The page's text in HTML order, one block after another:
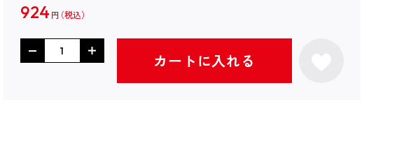
924 円
カートに入れる